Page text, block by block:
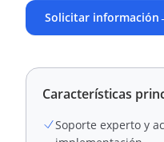
Solicitar información
Características
Soporte experto y